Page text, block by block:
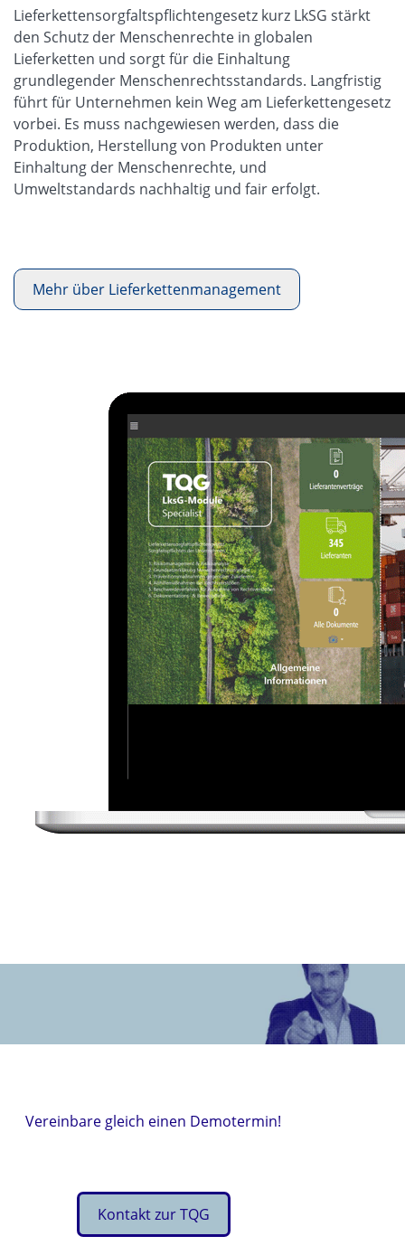
Lieferkettensorgfaltspflichtengesetz kurz LkSG stärkt
den Schutz der Menschenrechte in globalen
Lieferketten und sorgt für die Einhaltung
grundlegender Menschenrechtsstandards. Langfristig
führt für Unternehmen kein Weg am Lieferkettengesetz
vorbei. Es muss nachgewiesen werden, dass die
Produktion, Herstellung von Produkten unter
Einhaltung der Menschenrechte, und
Umweltstandards nachhaltig und fair erfolgt.
Mehr über Lieferkettenmanagement
Vereinbare gleich einen Demotermin!
Kontakt zur TQG